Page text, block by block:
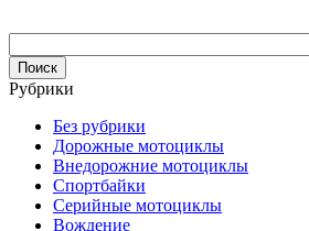
Рубрики
Без рубрики
Дорожные мотоциклы
Внедорожние мотоциклы
Спортбайки
Серийные мотоциклы
Вождение